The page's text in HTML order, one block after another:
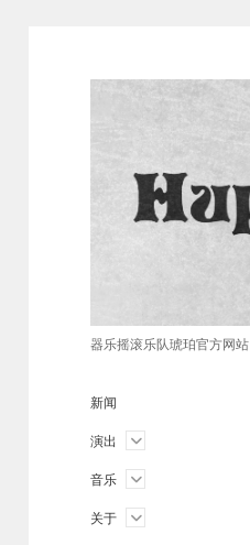
器乐摇滚乐队琥珀官方网站
新闻
演出
open
menu
音乐
open
menu
关于
open
menu